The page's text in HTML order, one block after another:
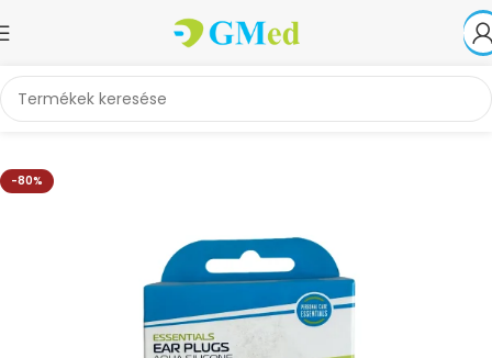
Kezdőlap Akciók
-80%